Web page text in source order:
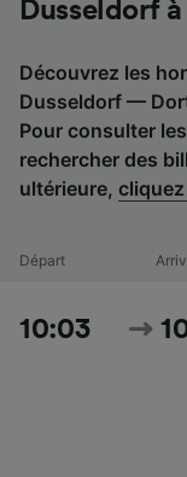
Dusseldorf
Découvrez les
Dusseldorf —
Pour consulter
rechercher des
ultérieure,
Départ
10:03